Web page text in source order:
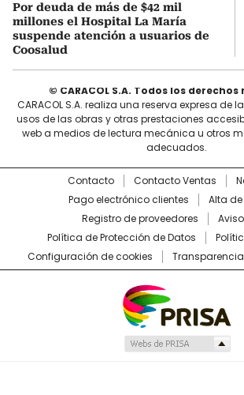
Por deuda de más de $42 mil
millones el Hospital La María
suspende atención a usuarios de
Coosalud
© CARACOL S.A. Todos los
CARACOL S.A. realiza una reserva expresa de
usos de las obras y otras prestaciones
web a medios de lectura mecánica u otros
adecuados.
Contacto Contacto Ventas
Pago electrónico clientes
Alta
Registro de proveedores
Política de Protección de Datos
Configuración de cookies
Transparencia